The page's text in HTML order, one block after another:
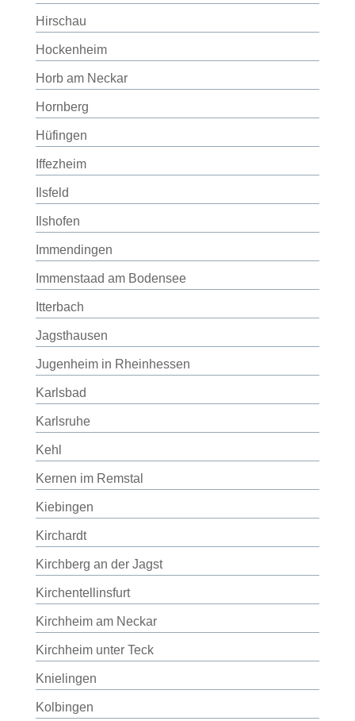
Hirschau
Hockenheim
Horb am Neckar
Hornberg
Hüfingen
Iffezheim
Ilsfeld
Ilshofen
Immendingen
Immenstaad am Bodensee
Itterbach
Jagsthausen
Jugenheim in Rheinhessen
Karlsbad
Karlsruhe
Kehl
Kernen im Remstal
Kiebingen
Kirchardt
Kirchberg an der Jagst
Kirchentellinsfurt
Kirchheim am Neckar
Kirchheim unter Teck
Knielingen
Kolbingen